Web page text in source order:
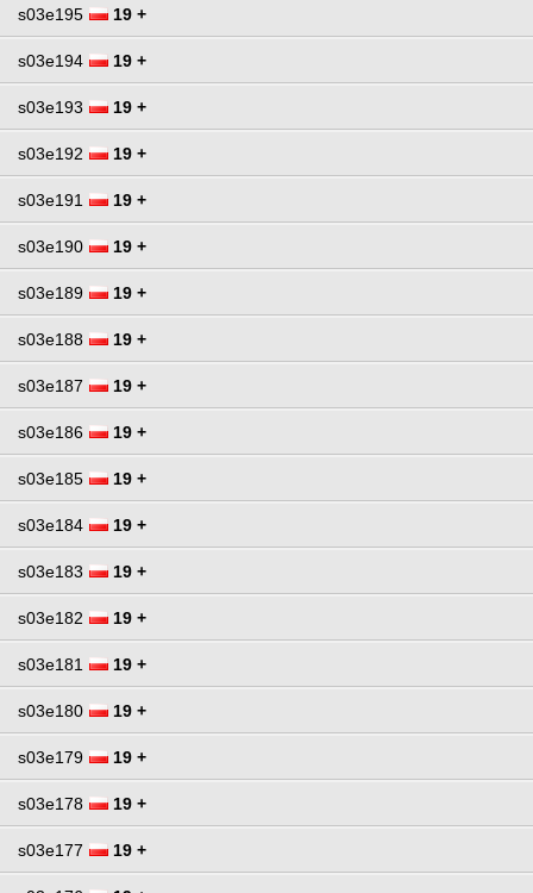
s03e195 19 +
s03e194 19 +
s03e193 19 +
s03e192 19 +
s03e191 19 +
s03e190 19 +
s03e189 19 +
s03e188 19 +
s03e187 19 +
s03e186 19 +
s03e185 19 +
s03e184 19 +
s03e183 19 +
s03e182 19 +
s03e181 19 +
s03e180 19 +
s03e179 19 +
s03e178 19 +
s03e177 19 +